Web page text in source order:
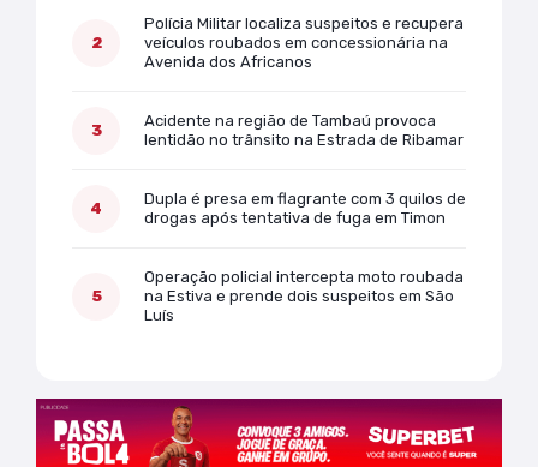
Polícia Militar localiza suspeitos e recupera
veículos roubados em concessionária na
Avenida dos Africanos
Acidente na região de Tambaú provoca
lentidão no trânsito na Estrada de Ribamar
Dupla é presa em flagrante com 3 quilos de
drogas após tentativa de fuga em Timon
Operação policial intercepta moto roubada
na Estiva e prende dois suspeitos em São
Luís